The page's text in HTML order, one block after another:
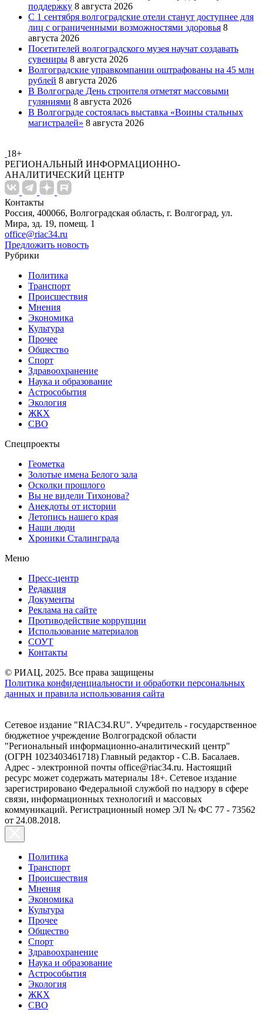
поддержку 8 августа 2026
С 1 сентября волгоградские отели станут доступнее для
лиц с ограниченными возможностями здоровья 8
августа 2026
Посетителей волгоградского музея научат создавать
сувениры 8 августа 2026
Волгоградские управкомпании оштрафованы на 45 млн
рублей 8 августа 2026
В Волгограде День строителя отметят массовыми
гуляниями 8 августа 2026
В Волгограде состоялась выставка «Воины стальных
магистралей» 8 августа 2026
18+
РЕГИОНАЛЬНЫЙ ИНФОРМАЦИОННО-
АНАЛИТИЧЕСКИЙ ЦЕНТР
Контакты
Россия, 400066, Волгоградская область, г. Волгоград, ул.
Мира, зд. 19, помещ. 1
office@riac34.ru
Предложить новость
Рубрики
Политика
Транспорт
Происшествия
Мнения
Экономика
Культура
Прочее
Общество
Спорт
Здравоохранение
Наука и образование
Астрособытия
Экология
ЖКХ
СВО
Спецпроекты
Геометка
Золотые имена Белого зала
Осколки прошлого
Вы не видели Тихонова?
Анекдоты от истории
Летопись нашего края
Наши люди
Хроники Сталинграда
Меню
Пресс-центр
Редакция
Документы
Реклама на сайте
Противодействие коррупции
Использование материалов
СОУТ
Контакты
© РИАЦ, 2025. Все права защищены
Политика конфиденциальности и обработки персональных
данных и правила использования сайта
Сетевое издание "RIAC34.RU". Учредитель - государственное
бюджетное учреждение Волгоградской области
"Региональный информационно-аналитический центр"
(ОГРН 1023403461718) Главный редактор - С.В. Басалаев.
Адрес - электронной почты office@riac34.ru. Настоящий
ресурс может содержать материалы 18+. Сетевое издание
зарегистрировано Федеральной службой по надзору в сфере
связи, информационных технологий и массовых
коммуникаций. Регистрационный номер ЭЛ № ФС 77 - 73562
от 24.08.2018.
Политика
Транспорт
Происшествия
Мнения
Экономика
Культура
Прочее
Общество
Спорт
Здравоохранение
Наука и образование
Астрособытия
Экология
ЖКХ
СВО